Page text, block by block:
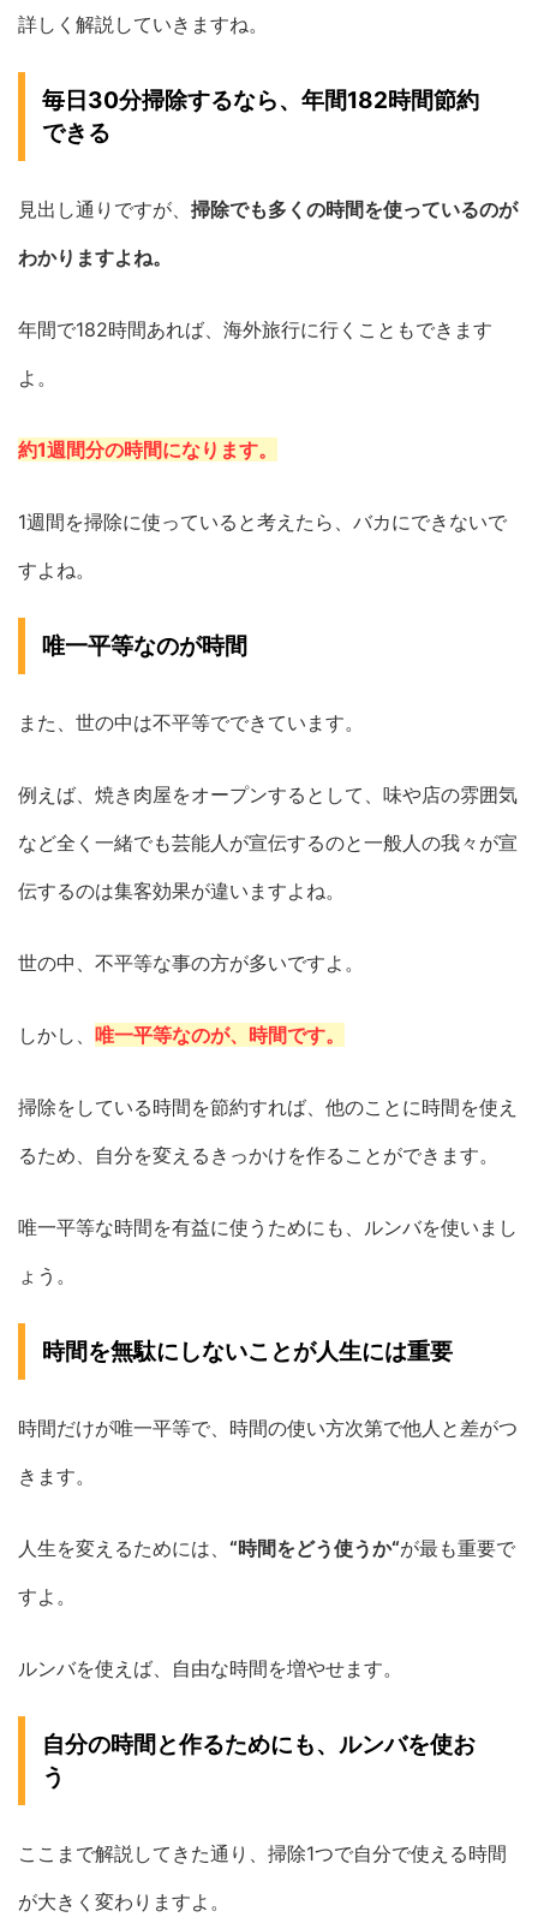
詳しく解説していきますね。
毎日30分掃除するなら、年間182時間節約
できる
見出し通りですが、 掃除でも多くの時間を使っているのが
わかりますよね。
年間で182時間あれば、海外旅行に行くこともできます
よ。
約1週間分の時間になります。
1週間を掃除に使っていると考えたら、バカにできないで
すよね。
唯一平等なのが時間
また、世の中は不平等でできています。
例えば、焼き肉屋をオープンするとして、味や店の雰囲気
など全く一緒でも芸能人が宣伝するのと一般人の我々が宣
伝するのは集客効果が違いますよね。
世の中、不平等な事の方が多いですよ。
しかし、 唯一平等なのが、時間です。
掃除をしている時間を節約すれば、他のことに時間を使え
るため、自分を変えるきっかけを作ることができます。
唯一平等な時間を有益に使うためにも、ルンバを使いまし
ょう。
時間を無駄にしないことが人生には重要
時間だけが唯一平等で、時間の使い方次第で他人と差がつ
きます。
人生を変えるためには、 “時間をどう使うか“が最も重要で
すよ。
ルンバを使えば、自由な時間を増やせます。
自分の時間と作るためにも、ルンバを使お
う
ここまで解説してきた通り、掃除1つで自分で使える時間
が大きく変わりますよ。